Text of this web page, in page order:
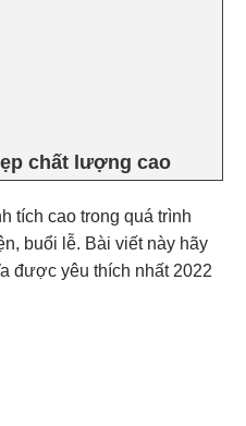
chất lượng cao
tích cao trong quá trình
buổi lễ. Bài viết này hãy
được yêu thích nhất 2022